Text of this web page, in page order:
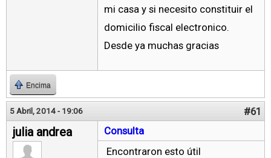
mi casa y si necesito constituir el
domicilio fiscal electronico.
Desde ya muchas gracias
Encima
5 Abril, 2014 - 19:06 #61
julia andrea
Consulta
Encontraron esto útil